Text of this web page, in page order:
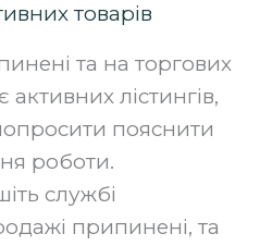
товарів
та на торгових
лістингів,
пояснити
роботи.
службі
припинені, та